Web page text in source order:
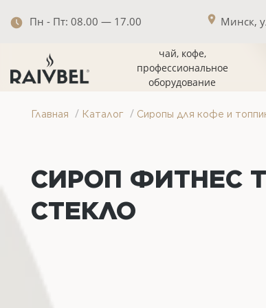
Пн - Пт: 08.00 — 17.00 Минск,
чай, кофе,
профессиональное
оборудование
Главная / Каталог / Сиропы для кофе и
СИРОП ФИТНЕС
СТЕКЛО